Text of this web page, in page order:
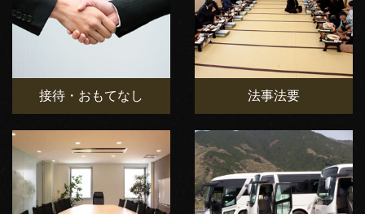
接待・おもてなし 法事法要